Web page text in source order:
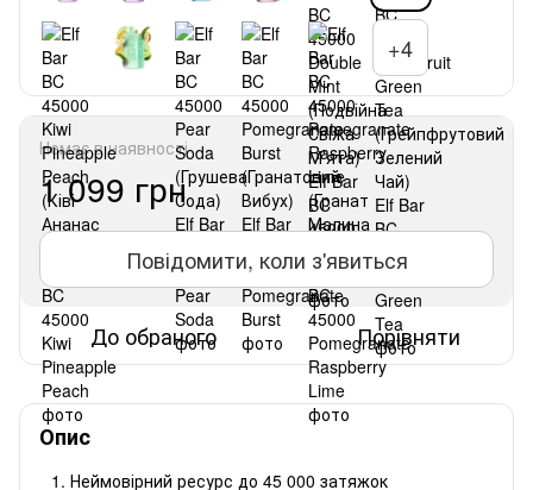
+4
Немає в наявності
1 099 грн
Повідомити, коли з'явиться
До обраного Порівняти
Опис
Неймовірний ресурс до 45 000 затяжок